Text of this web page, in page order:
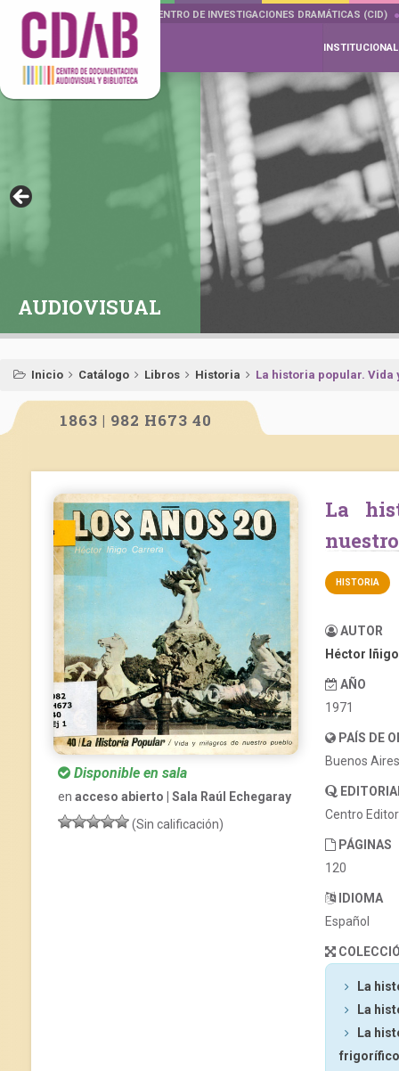
DOCUMENTA DRAMÁTICAS CENTRO DE INVESTIGACIONES DRAMÁTICAS (CID)
INSTITUCIONAL
AUDIOVISUAL
Inicio Catálogo Libros Historia La historia popular. Vida
1863 | 982 H673 40
Disponible en sala
en acceso abierto | Sala Raúl Echegaray
(Sin calificación)
La historia popular. Vida y milagros de
HISTORIA
AUTOR
Héctor
AÑO
1971
PAÍS DE
Buenos
Centro
PÁGINAS
120
IDIOMA
Español
La
La
La